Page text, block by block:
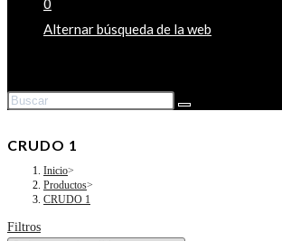
0
Alternar búsqueda de la web
CRUDO 1
Inicio>
Productos>
CRUDO 1
Filtros